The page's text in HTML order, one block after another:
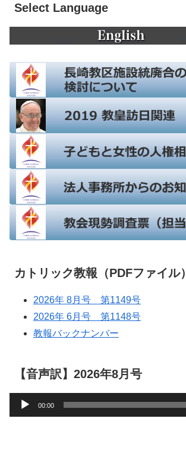
Select Language
カトリック教報（PDFファイル）
2026年 8月号 第1149号
2026年 6月号 第1148号
教報バックナンバー
【音声訳】2026年8月号
声
00:00